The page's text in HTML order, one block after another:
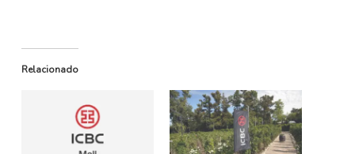
Relacionado